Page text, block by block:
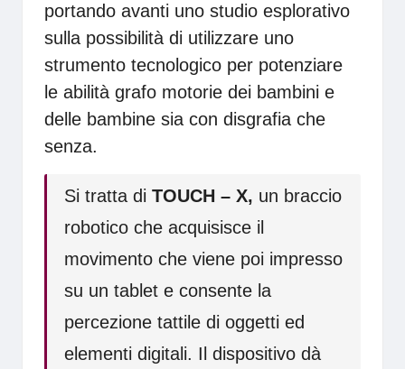
portando avanti uno studio esplorativo
sulla possibilità di utilizzare uno
strumento tecnologico per potenziare
le abilità grafo motorie dei bambini e
delle bambine sia con disgrafia che
senza.
Si tratta diTOUCH – X, un braccio
robotico che acquisisce il
movimento che viene poi impresso
su un tablet e consente la
percezione tattile di oggetti ed
elementi digitali. Il dispositivo dà